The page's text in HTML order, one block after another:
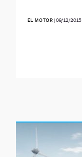
EL MOTOR |09/12/2015